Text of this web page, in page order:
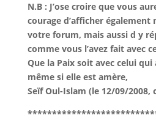
N.B : J’ose croire que vous
courage d’afficher également
votre forum, mais aussi d y
comme vous l’avez fait avec
Que la Paix soit avec celui qui
même si elle est amère,
Seïf Oul-Islam (le 12/09/2008,